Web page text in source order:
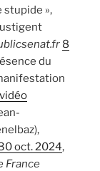
stupide »,
8
du
vidéo
oct. 2024,
France